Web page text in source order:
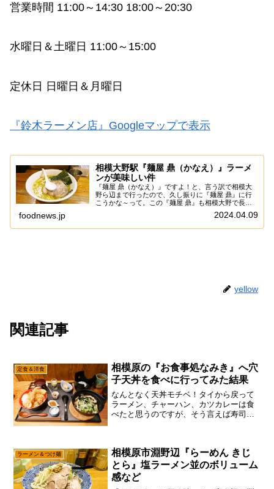
営業時間 11:00～14:30 18:00～20:30
水曜日＆土曜日 11:00～15:00
定休日 日曜日＆月曜日
『鈴木ラーメン店』Googleマップで表示
相模大野駅『麺屋 鼎（かなえ）』ラーメ
ンが美味しい件
『麺屋 鼎（かなえ）』ですよ！と、言う訳で相模大
野ら辺まで行ったので、久し振りに『麺屋 鼎』に行
こうかな～って。この『麺屋 鼎』も相模大野で長く
営業してる記憶でして、わりと並んで食べた記憶です
が、あえて言おう！「今日はなんか空いている
foodnews.jp 2024.04.09
yellow
関連記事
定食＆洋食
相模原の『お食事処なみき』へ穴
子天丼を食べに行ってみた結果
なんとなく天丼モチベ！タイから戻って
ラーメン、チャーハン、カツカレーは食
べたと思うのですが、そう言えば寿司と
『なみき』の存在を思いま...
ラーメン＆つけ麺
相模原市淵野辺『らーめん きじ
とら』塩ラーメン並のボリューム
感など